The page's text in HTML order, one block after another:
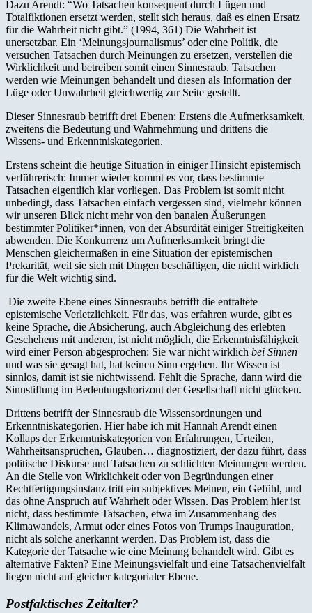
Dazu Arendt: “Wo Tatsachen konsequent durch Lügen und
Totalfiktionen ersetzt werden, stellt sich heraus, daß es einen Ersatz
für die Wahrheit nicht gibt.” (1994, 361) Die Wahrheit ist
unersetzbar. Ein ‘Meinungsjournalismus’ oder eine Politik, die
versuchen Tatsachen durch Meinungen zu ersetzen, verstellen die
Wirklichkeit und betreiben somit einen Sinnesraub. Tatsachen
werden wie Meinungen behandelt und diesen als Information der
Lüge oder Unwahrheit gleichwertig zur Seite gestellt.
Dieser Sinnesraub betrifft drei Ebenen: Erstens die Aufmerksamkeit,
zweitens die Bedeutung und Wahrnehmung und drittens die
Wissens- und Erkenntniskategorien.
Erstens scheint die heutige Situation in einiger Hinsicht epistemisch
verführerisch: Immer wieder kommt es vor, dass bestimmte
Tatsachen eigentlich klar vorliegen. Das Problem ist somit nicht
unbedingt, dass Tatsachen einfach vergessen sind, vielmehr können
wir unseren Blick nicht mehr von den banalen Äußerungen
bestimmter Politiker*innen, von der Absurdität einiger Streitigkeiten
abwenden. Die Konkurrenz um Aufmerksamkeit bringt die
Menschen gleichermaßen in eine Situation der epistemischen
Prekarität, weil sie sich mit Dingen beschäftigen, die nicht wirklich
für die Welt wichtig sind.
Die zweite Ebene eines Sinnesraubs betrifft die entfaltete
epistemische Verletzlichkeit. Für das, was erfahren wurde, gibt es
keine Sprache, die Absicherung, auch Abgleichung des erlebten
Geschehens mit anderen, ist nicht möglich, die Erkenntnisfähigkeit
wird einer Person abgesprochen: Sie war nicht wirklich bei Sinnen
und was sie gesagt hat, hat keinen Sinn ergeben. Ihr Wissen ist
sinnlos, damit ist sie nichtwissend. Fehlt die Sprache, dann wird die
Sinnstiftung im Bedeutungshorizont der Gesellschaft nicht glücken.
Drittens betrifft der Sinnesraub die Wissensordnungen und
Erkenntniskategorien. Hier habe ich mit Hannah Arendt einen
Kollaps der Erkenntniskategorien von Erfahrungen, Urteilen,
Wahrheitsansprüchen, Glauben… diagnostiziert, der dazu führt, dass
politische Diskurse und Tatsachen zu schlichten Meinungen werden.
An die Stelle von Wirklichkeit oder von Begründungen einer
Rechtfertigungsinstanz tritt ein subjektives Meinen, ein Gefühl, und
das ohne Anspruch auf Wahrheit oder Wissen. Das Problem hier ist
nicht, dass bestimmte Tatsachen, etwa im Zusammenhang des
Klimawandels, Armut oder eines Fotos von Trumps Inauguration,
nicht als solche anerkannt werden. Das Problem ist, dass die
Kategorie der Tatsache wie eine Meinung behandelt wird. Gibt es
alternative Fakten? Eine Meinungsvielfalt und eine Tatsachenvielfalt
liegen nicht auf gleicher kategorialer Ebene.
Postfaktisches Zeitalter?